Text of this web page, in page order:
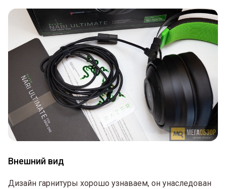
Внешний вид
Дизайн гарнитуры хорошо узнаваем, он унаследован